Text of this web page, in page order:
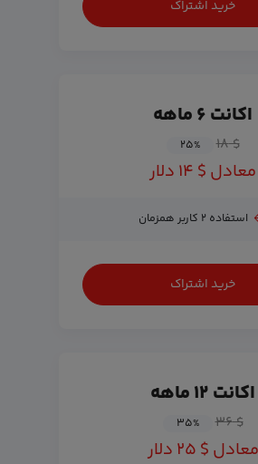
خرید اشتراک
اکانت ۶ ماهه
$ ۱۸ ۲۵%
معادل $ ۱۴ دلار
استفاده ۲ کاربر همزمان
خرید اشتراک
اکانت ۱۲ ماهه
$ ۳۶ ۳۵%
معادل $ ۲۵ دلار